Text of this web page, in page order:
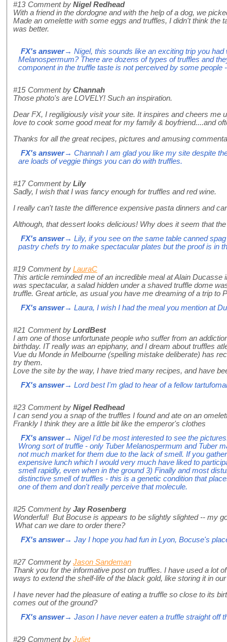
#13 Comment by Nigel Redhead
With a friend in the dordogne and with the help of a dog, we
Made an omelette with some eggs and truffles, I didn't think the
was better.
FX's answer→ Nigel, this sounds like an exciting trip you had
Melanospermum? There are dozens of types of truffles and
component in the truffle taste is not perceived by some
#15 Comment by Channah
Those photo's are LOVELY! Such an inspiration.
Dear FX, I regiligiously visit your site. It inspires and cheers me
love to cook some good meat for my family & boyfriend....and
Thanks for all the great recipes, pictures and amusing
FX's answer→ Channah I am glad you like my site despite
are loads of veggie things you can do with truffles.
#17 Comment by Lily
Sadly, I wish that I was fancy enough for truffles and red wine.
I really can't taste the difference expensive pasta dinners and
Although, that dessert looks delicious! Why does it seem that
FX's answer→ Lily, if you see on the same table canned
pastry chefs try to make spectacular plates but the proof is in
#19 Comment by LauraC
This article reminded me of an incredible meal at Alain
was spectacular, a salad hidden under a shaved truffle dome
truffle. Great article, as usual you have me dreaming of a trip to
FX's answer→ Laura, I wish I had the meal you mention at
#21 Comment by LordBest
I am one of those unfortunate people who suffer from an
birthday. IT really was an epiphany, and I dream about truffles
Vue du Monde in Melbourne (spelling mistake deliberate) has
try them.
Love the site by the way, I have tried many recipes, and have
FX's answer→ Lord best I'm glad to hear of a fellow
#23 Comment by Nigel Redhead
I can send you a snap of the truffles I found and ate on an
Frankly I think they are a little bit like the emperor's clothes
FX's answer→ Nigel I'd be most interested to see the
Wrong sort of truffle - only Tuber Melanospermum and Tuber
not much market for them due to the lack of smell. If you
expensive lunch which I would very much have liked to
smell rapidly, even when in the ground 3) Finally and most
distinctive smell of truffles - this is a genetic condition that
one of them and don't really perceive that molecule.
#25 Comment by Jay Rosenberg
Wonderful! But Bocuse is appears to be slightly slighted -- my
What can we dare to order there?
FX's answer→ Jay I hope you had fun in Lyon, Bocuse's
#27 Comment by Jason Sandeman
Thank you for the informative post on truffles. I have used a lot
ways to extend the shelf-life of the black gold, like storing it in
I have never had the pleasure of eating a truffle so close to its
comes out of the ground?
FX's answer→ Jason I have never eaten a truffle straight off
#29 Comment by Juliet